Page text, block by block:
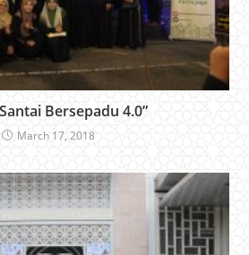
Bersepadu 4.0”
March 17, 2018